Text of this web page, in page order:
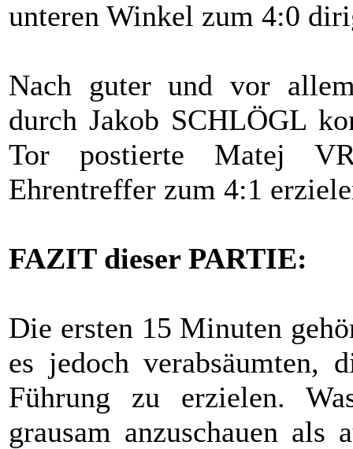
unteren Winkel zum 4:0
Nach guter und vor
durch Jakob SCHLÖGL
Tor postierte Matej
Ehrentreffer zum 4:1
FAZIT dieser PARTIE:
Die ersten 15 Minuten
es jedoch verabsäumten,
Führung zu erzielen.
grausam anzuschauen